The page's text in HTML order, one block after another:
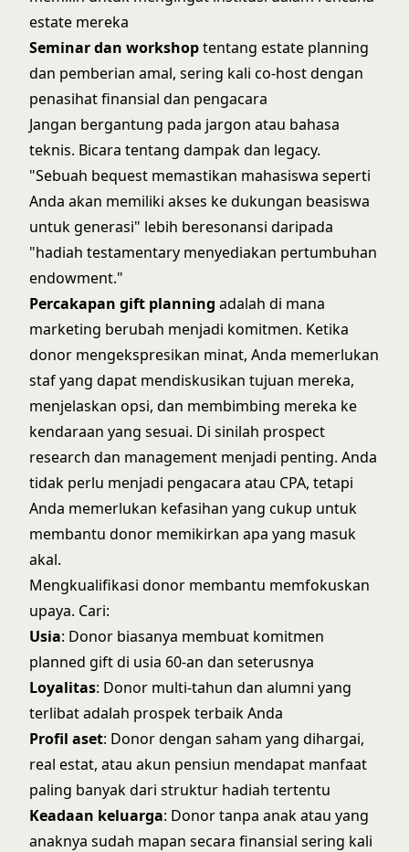
estate mereka
Seminar dan workshoptentang estate planning
dan pemberian amal, sering kali co-host dengan
penasihat finansial dan pengacara
Jangan bergantung pada jargon atau bahasa
teknis. Bicara tentang dampak dan legacy.
"Sebuah bequest memastikan mahasiswa seperti
Anda akan memiliki akses ke dukungan beasiswa
untuk generasi" lebih beresonansi daripada
"hadiah testamentary menyediakan pertumbuhan
endowment."
Percakapan gift planning adalah di mana
marketing berubah menjadi komitmen. Ketika
donor mengekspresikan minat, Anda memerlukan
staf yang dapat mendiskusikan tujuan mereka,
menjelaskan opsi, dan membimbing mereka ke
kendaraan yang sesuai. Di sinilah prospect
research dan management menjadi penting. Anda
tidak perlu menjadi pengacara atau CPA, tetapi
Anda memerlukan kefasihan yang cukup untuk
membantu donor memikirkan apa yang masuk
akal.
Mengkualifikasi donor membantu memfokuskan
upaya. Cari:
Usia: Donor biasanya membuat komitmen
planned gift di usia 60-an dan seterusnya
Loyalitas: Donor multi-tahun dan alumni yang
terlibat adalah prospek terbaik Anda
Profil aset: Donor dengan saham yang dihargai,
real estat, atau akun pensiun mendapat manfaat
paling banyak dari struktur hadiah tertentu
Keadaan keluarga: Donor tanpa anak atau yang
anaknya sudah mapan secara finansial sering kali